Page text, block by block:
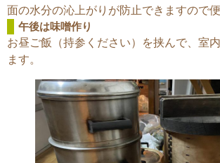
面の水分の沁上がりが防止できますので便
午後は味噌作り
お昼ご飯（持参ください）を挟んで、室
ます。